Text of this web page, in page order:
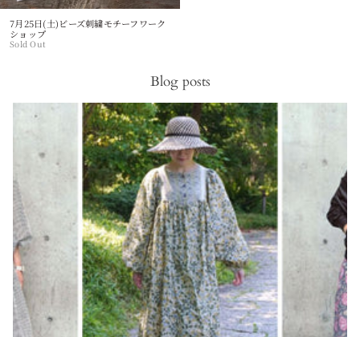
7月25日(土)ビーズ刺繍モチーフワーク
ショップ
Sold Out
Blog posts